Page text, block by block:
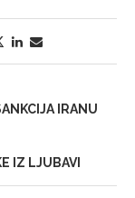
IRANU
IZ LJUBAVI